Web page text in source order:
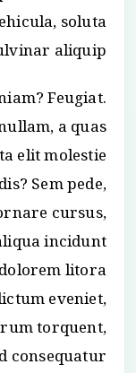
soluta
aliquip
Feugiat.
a quas
elit molestie
Sem pede,
cursus,
incidunt
litora
eveniet,
torquent,
consequatur